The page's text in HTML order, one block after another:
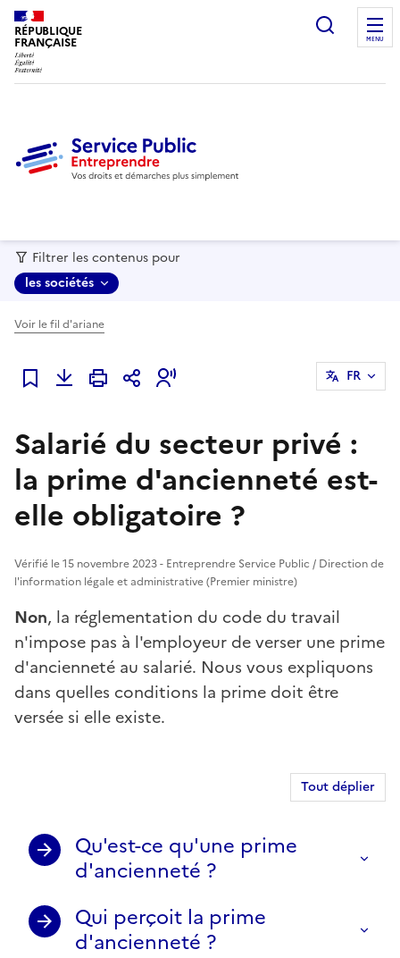
RÉPUBLIQUE
FRANÇAISE MENU
Filtrer les contenus pour
les sociétés
Voir le fil d'ariane
Ajouter à mes favoris
FR
Salarié du secteur privé :
la prime d'ancienneté est-
elle obligatoire ?
Vérifié le 15 novembre 2023 - Entreprendre Service Public / Direction de
l'information légale et administrative (Premier ministre)
Non, la réglementation du code du travail
n'impose pas à l'employeur de verser une prime
d'ancienneté au salarié. Nous vous expliquons
dans quelles conditions la prime doit être
versée si elle existe.
Tout déplier
Qu'est-ce qu'une prime
d'ancienneté ?
Qui perçoit la prime
d'ancienneté ?